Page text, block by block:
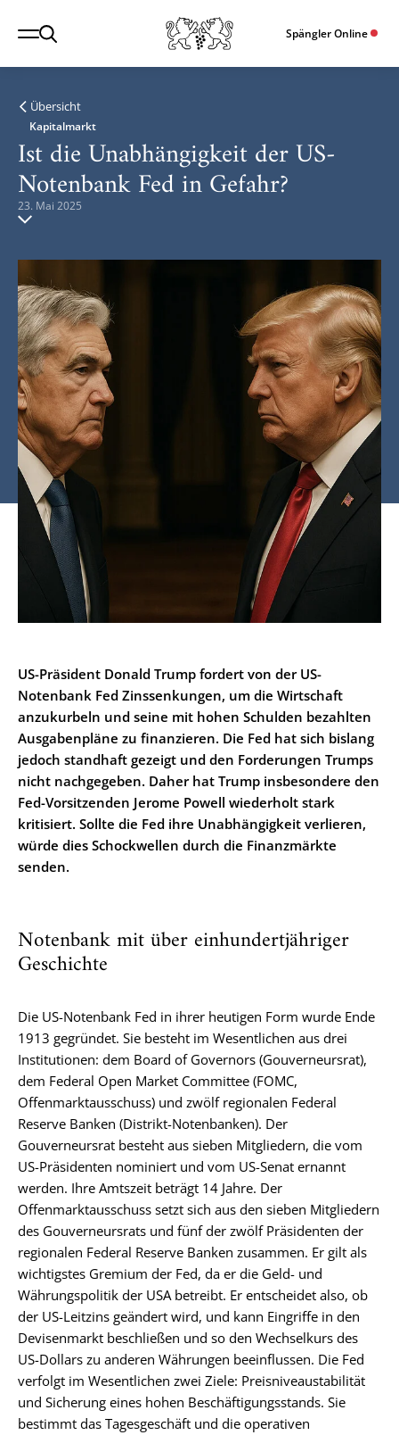
Spängler Online
Übersicht
Kapitalmarkt
Ist die Unabhängigkeit der US-
Notenbank Fed in Gefahr?
23. Mai 2025
US-Präsident Donald Trump fordert von der US-
Notenbank Fed Zinssenkungen, um die Wirtschaft
anzukurbeln und seine mit hohen Schulden bezahlten
Ausgabenpläne zu finanzieren. Die Fed hat sich bislang
jedoch standhaft gezeigt und den Forderungen Trumps
nicht nachgegeben. Daher hat Trump insbesondere den
Fed-Vorsitzenden Jerome Powell wiederholt stark
kritisiert. Sollte die Fed ihre Unabhängigkeit verlieren,
würde dies Schockwellen durch die Finanzmärkte
senden.
Notenbank mit über einhundertjähriger
Geschichte
Die US-Notenbank Fed in ihrer heutigen Form wurde Ende
1913 gegründet. Sie besteht im Wesentlichen aus drei
Institutionen: dem Board of Governors (Gouverneursrat),
dem Federal Open Market Committee (FOMC,
Offenmarktausschuss) und zwölf regionalen Federal
Reserve Banken (Distrikt-Notenbanken). Der
Gouverneursrat besteht aus sieben Mitgliedern, die vom
US-Präsidenten nominiert und vom US-Senat ernannt
werden. Ihre Amtszeit beträgt 14 Jahre. Der
Offenmarktausschuss setzt sich aus den sieben Mitgliedern
des Gouverneursrats und fünf der zwölf Präsidenten der
regionalen Federal Reserve Banken zusammen. Er gilt als
wichtigstes Gremium der Fed, da er die Geld- und
Währungspolitik der USA betreibt. Er entscheidet also, ob
der US-Leitzins geändert wird, und kann Eingriffe in den
Devisenmarkt beschließen und so den Wechselkurs des
US-Dollars zu anderen Währungen beeinflussen. Die Fed
verfolgt im Wesentlichen zwei Ziele: Preisniveaustabilität
und Sicherung eines hohen Beschäftigungsstands. Sie
bestimmt das Tagesgeschäft und die operativen